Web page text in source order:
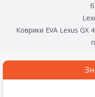
Коврики EVA Lexus GX